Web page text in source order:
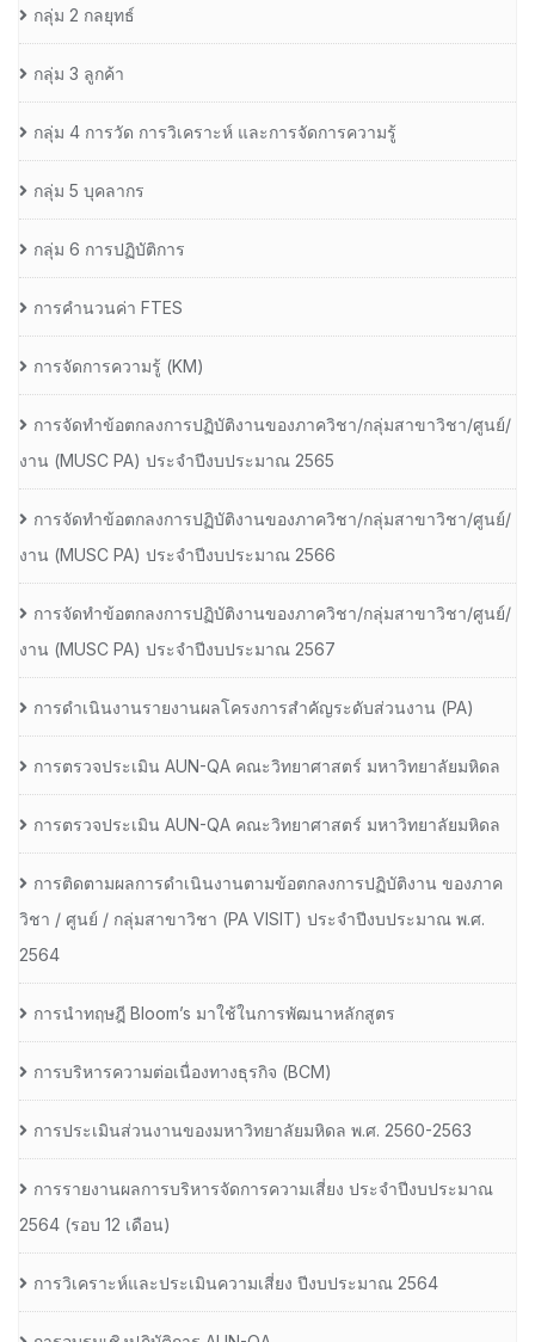
กลุ่ม 2 กลยุทธ์
กลุ่ม 3 ลูกค้า
กลุ่ม 4 การวัด การวิเคราะห์ และการจัดการความรู้
กลุ่ม 5 บุคลากร
กลุ่ม 6 การปฏิบัติการ
การคำนวนค่า FTES
การจัดการความรู้ (KM)
การจัดทำข้อตกลงการปฏิบัติงานของภาควิชา/กลุ่มสาขาวิชา/ศูนย์/
งาน (MUSC PA) ประจำปีงบประมาณ 2565
การจัดทำข้อตกลงการปฏิบัติงานของภาควิชา/กลุ่มสาขาวิชา/ศูนย์/
งาน (MUSC PA) ประจำปีงบประมาณ 2566
การจัดทำข้อตกลงการปฏิบัติงานของภาควิชา/กลุ่มสาขาวิชา/ศูนย์/
งาน (MUSC PA) ประจำปีงบประมาณ 2567
การดำเนินงานรายงานผลโครงการสำคัญระดับส่วนงาน (PA)
การตรวจประเมิน AUN-QA คณะวิทยาศาสตร์ มหาวิทยาลัยมหิดล
การตรวจประเมิน AUN-QA คณะวิทยาศาสตร์ มหาวิทยาลัยมหิดล
การติดตามผลการดำเนินงานตามข้อตกลงการปฏิบัติงาน ของภาค
วิชา / ศูนย์ / กลุ่มสาขาวิชา (PA VISIT) ประจำปีงบประมาณ พ.ศ.​
2564
การนำทฤษฎี Bloom’s มาใช้ในการพัฒนาหลักสูตร
การบริหารความต่อเนื่องทางธุรกิจ (BCM)
การประเมินส่วนงานของมหาวิทยาลัยมหิดล พ.ศ. 2560-2563
การรายงานผลการบริหารจัดการความเสี่ยง ประจำปีงบประมาณ
2564 (รอบ 12 เดือน)
การวิเคราะห์และประเมินความเสี่ยง ปีงบประมาณ 2564